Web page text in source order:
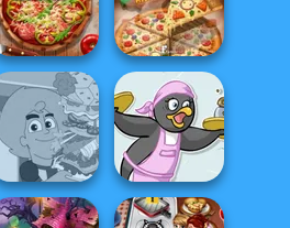
Cooking Frenzy
Halloween
Pizzeria
Pizza Real Life
Cooking
Hippo Pizza Chef